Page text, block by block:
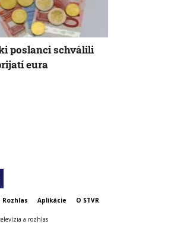
poslanci schválili
eura
Rozhlas Aplikácie O STVR
a rozhlas